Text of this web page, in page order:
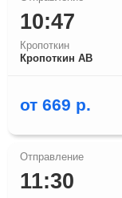
10:47
Кропоткин
Кропоткин АВ
от 669 р.
11:30